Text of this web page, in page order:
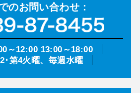
のお問い合わせ：
～12:00 13:00～18:00
･第4火曜、毎週水曜